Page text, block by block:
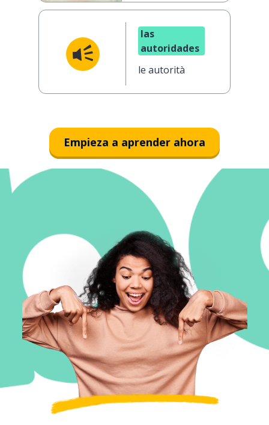
dalla polizia
las
autoridades
le autorità
Empieza a aprender ahora